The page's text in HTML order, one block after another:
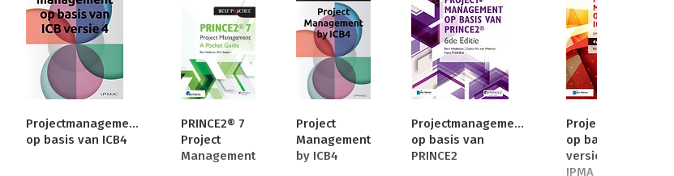
Projectmanagement
op basis van ICB4
PRINCE2® 7
Project
Management
Project
Management
by ICB4
Projectmanagement
op basis van
PRINCE2
Projectmanagement
op basis van ICB
versie 4 - IPMA B,
IPMA C, IPMA-D ,